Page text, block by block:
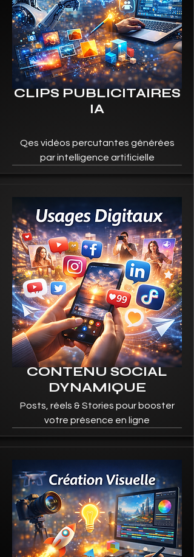
CLIPS PUBLICITAIRES
IA
Qes vidéos percutantes générées
par intelligence artificielle
CONTENU SOCIAL
DYNAMIQUE
Posts, réels & Stories pour booster
votre présence en ligne